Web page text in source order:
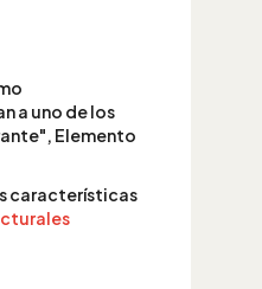
a uno de los
Elemento
características